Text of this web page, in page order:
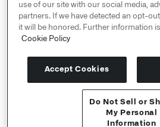
Cookies Statement ↗
Privacy Statement ↗
Terms of Use ↗
Do Not Sell or Share My
use of our site with our social media,
partners. If we have detected an opt-
it will be honored. Further information
Cookie Policy
Accept Cookies
Do Not Sell or
My Personal
Information